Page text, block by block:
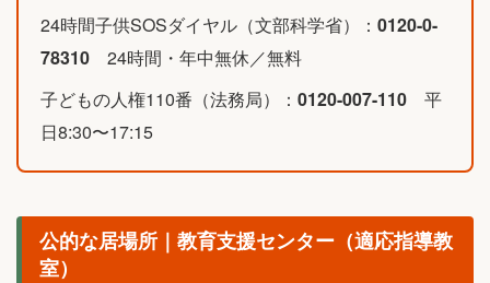
24時間子供SOSダイヤル（文部科学省）： 0120-0-
78310 24時間・年中無休／無料
子どもの人権110番（法務局）： 0120-007-110 平
日8:30〜17:15
公的な居場所｜教育支援センター（適応指導教
室）